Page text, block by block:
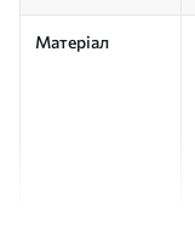
Матеріал